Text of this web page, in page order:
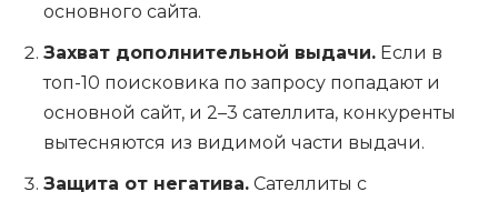
основного сайта.
Захват дополнительной выдачи. Если в
топ-10 поисковика по запросу попадают и
основной сайт, и 2–3 сателлита, конкуренты
вытесняются из видимой части выдачи.
Защита от негатива. Сателлиты с